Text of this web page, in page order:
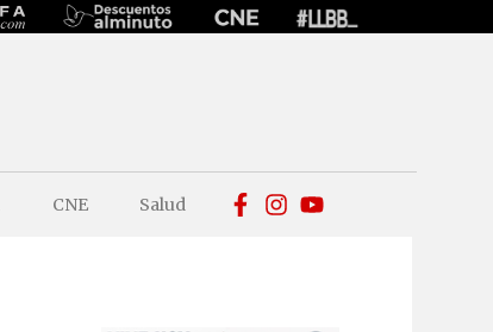
CNE Salud